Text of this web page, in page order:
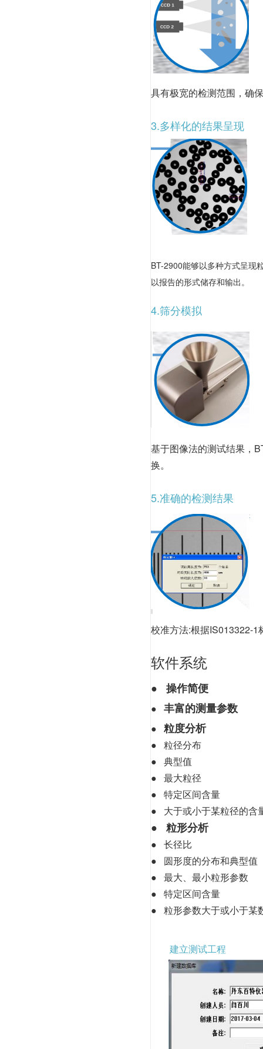
具有极宽的检测范围，确
3.多样化的结果呈现
BT-2900能够以多种方式呈现
以报告的形式储存和输出。
4.筛分模拟
基于图像法的测试结果，
换。
5.准确的检测结果
校准方法:根据IS013322-
软件系统
● 操作简便
● 丰富的测量参数
● 粒度分析
● 粒径分布
● 典型值
● 最大粒径
● 特定区间含量
● 大于或小于某粒径的含
● 粒形分析
● 长径比
● 圆形度的分布和典型值
● 最大、最小粒形参数
● 特定区间含量
● 粒形参数大于或小于某
建立测试工程